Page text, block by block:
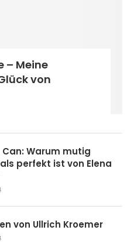
– Meine
von
Can: Warum mutig
perfekt ist von Elena
von Ullrich Kroemer